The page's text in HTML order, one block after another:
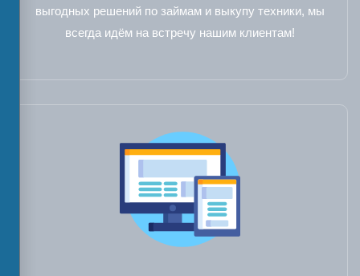
выгодных решений по займам и выкупу техники, мы
всегда идём на встречу нашим клиентам!